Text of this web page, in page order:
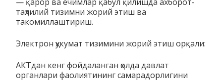
таҳлилий тизимни жорий этиш ва
такомиллаштириш.
Электрон ҳукумат тизимини жорий этиш орқали:
АКТдан кенг фойдаланган ҳолда давлат
органлари фаолиятининг самарадорлигини